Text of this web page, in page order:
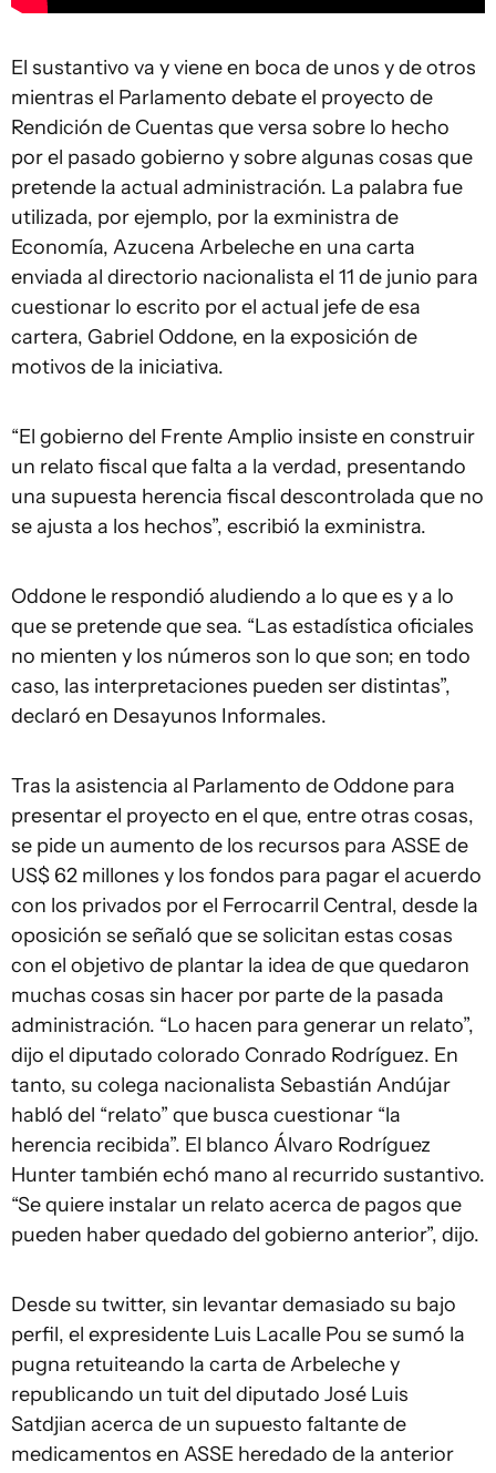
El sustantivo va y viene en boca de unos y de otros
mientras el Parlamento debate el proyecto de
Rendición de Cuentas que versa sobre lo hecho
por el pasado gobierno y sobre algunas cosas que
pretende la actual administración. La palabra fue
utilizada, por ejemplo, por la exministra de
Economía, Azucena Arbeleche en una carta
enviada al directorio nacionalista el 11 de junio para
cuestionar lo escrito por el actual jefe de esa
cartera, Gabriel Oddone, en la exposición de
motivos de la iniciativa.
“El gobierno del Frente Amplio insiste en construir
un relato fiscal que falta a la verdad, presentando
una supuesta herencia fiscal descontrolada que no
se ajusta a los hechos”, escribió la exministra.
Oddone le respondió aludiendo a lo que es y a lo
que se pretende que sea. “Las estadística oficiales
no mienten y los números son lo que son; en todo
caso, las interpretaciones pueden ser distintas”,
declaró en Desayunos Informales.
Tras la asistencia al Parlamento de Oddone para
presentar el proyecto en el que, entre otras cosas,
se pide un aumento de los recursos para ASSE de
US$ 62 millones y los fondos para pagar el acuerdo
con los privados por el Ferrocarril Central, desde la
oposición se señaló que se solicitan estas cosas
con el objetivo de plantar la idea de que quedaron
muchas cosas sin hacer por parte de la pasada
administración. “Lo hacen para generar un relato”,
dijo el diputado colorado Conrado Rodríguez. En
tanto, su colega nacionalista Sebastián Andújar
habló del “relato” que busca cuestionar “la
herencia recibida”. El blanco Álvaro Rodríguez
Hunter también echó mano al recurrido sustantivo.
“Se quiere instalar un relato acerca de pagos que
pueden haber quedado del gobierno anterior”, dijo.
Desde su twitter, sin levantar demasiado su bajo
perfil, el expresidente Luis Lacalle Pou se sumó la
pugna retuiteando la carta de Arbeleche y
republicando un tuit del diputado José Luis
Satdjian acerca de un supuesto faltante de
medicamentos en ASSE heredado de la anterior